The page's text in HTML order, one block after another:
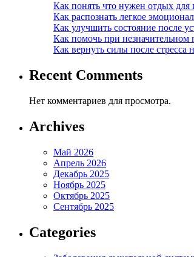
Как понять что нужен отдых для
Как распознать легкое
Как улучшить состояние после
Как помочь при незначительном
Как вернуть силы после стресса
Recent Comments
Нет комментариев для просмотра.
Archives
Май 2026
Апрель 2026
Декабрь 2025
Ноябрь 2025
Октябрь 2025
Сентябрь 2025
Categories